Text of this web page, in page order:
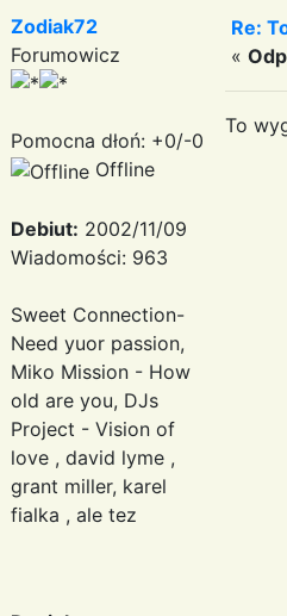
Zodiak72
Forumowicz
Pomocna dłoń: +0/-0
Offline
Debiut: 2002/11/09
Wiadomości: 963
Sweet Connection-
Need yuor passion,
Miko Mission - How
old are you, DJs
Project - Vision of
love , david lyme ,
grant miller, karel
fialka , ale tez
Re:
«
To